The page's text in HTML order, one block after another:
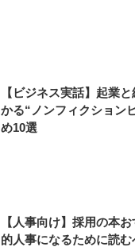
【ビジネス実話】起業
かる“ノンフィクション
め10選
【人事向け】採用の本
的人事になるために読